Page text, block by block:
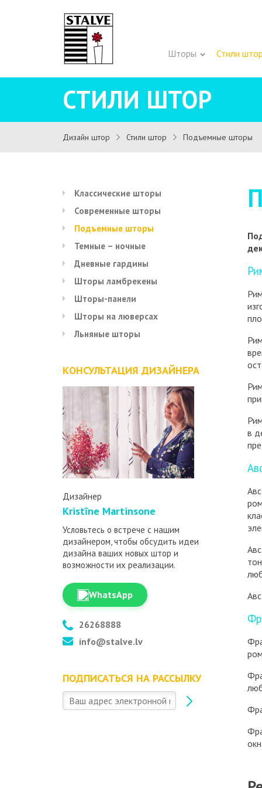
Шторы Стили
СТИЛИ ШТОР
Дизайн штор Стили штор Подъемные шторы
Классические шторы
Современные шторы
Подъемные шторы
Темные – ночные
Дневные гардины
Шторы ламбрекены
Шторы-панели
Шторы на люверсах
Льняные шторы
КОНСУЛЬТАЦИЯ ДИЗАЙНЕРА
Дизайнер
Kristīne Martinsone
Условьтесь о встрече с нашим
дизайнером, чтобы обсудить идеи
дизайна ваших новых штор и
возможности их реализации.
WhatsApp
26268888
info@stalve.lv
ПОДПИСАТЬСЯ НА РАССЫЛКУ
в